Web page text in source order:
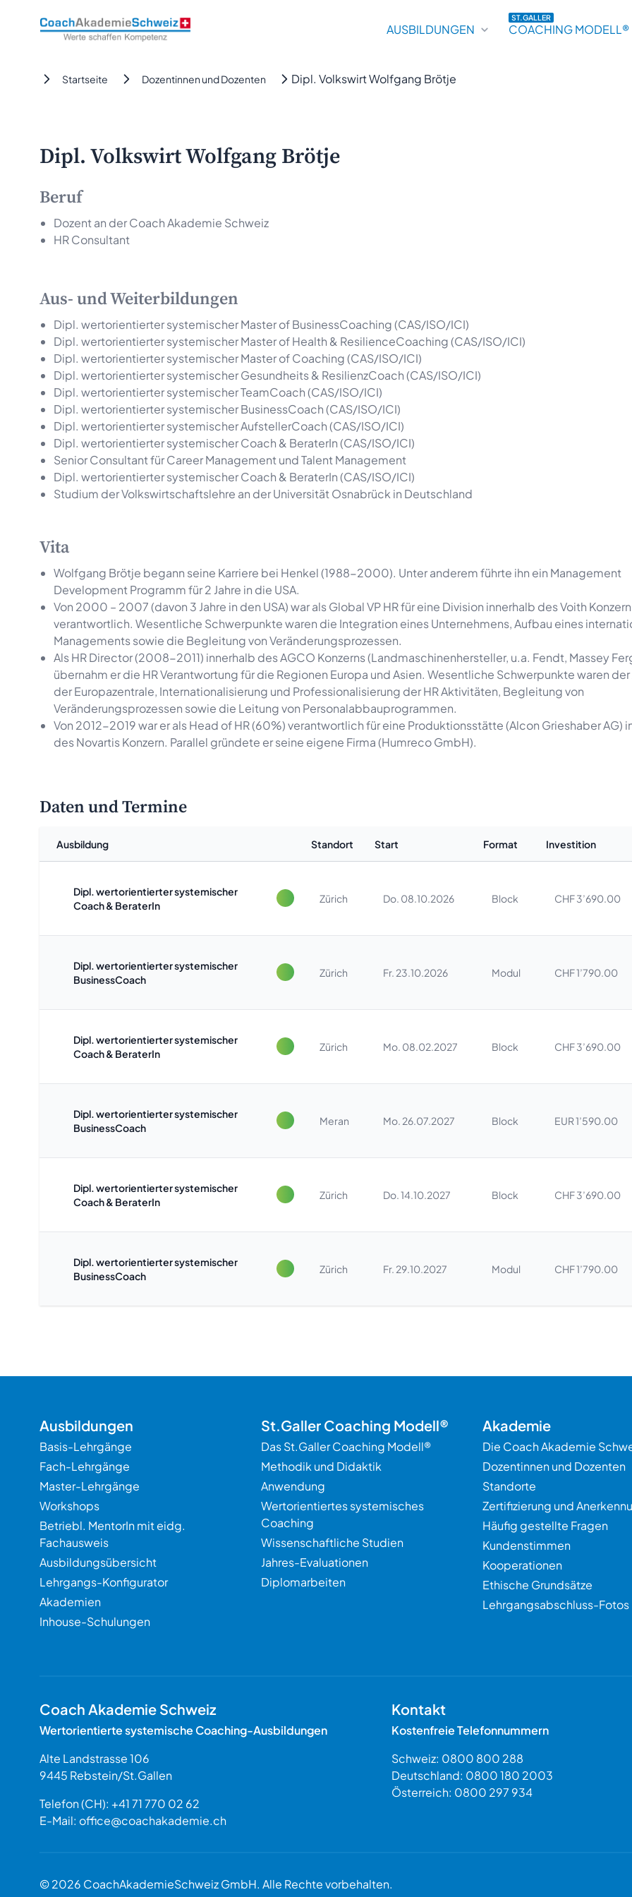
CoachAkademieSchweiz AUSBILDUNGEN
ST.GALLER
COACHING MODELL®
Startseite Dozentinnen und Dozenten Dipl. Volkswirt Wolfgang Brötje
Dipl. Volkswirt Wolfgang Brötje
Beruf
Dozent an der Coach Akademie Schweiz
HR Consultant
Aus- und Weiterbildungen
Dipl. wertorientierter systemischer Master of BusinessCoaching (CAS/ISO/ICI)
Dipl. wertorientierter systemischer Master of Health & ResilienceCoaching (CAS/ISO/ICI)
Dipl. wertorientierter systemischer Master of Coaching (CAS/ISO/ICI)
Dipl. wertorientierter systemischer Gesundheits & ResilienzCoach (CAS/ISO/ICI)
Dipl. wertorientierter systemischer TeamCoach (CAS/ISO/ICI)
Dipl. wertorientierter systemischer BusinessCoach (CAS/ISO/ICI)
Dipl. wertorientierter systemischer AufstellerCoach (CAS/ISO/ICI)
Dipl. wertorientierter systemischer Coach & BeraterIn (CAS/ISO/ICI)
Senior Consultant für Career Management und Talent Management
Dipl. wertorientierter systemischer Coach & BeraterIn (CAS/ISO/ICI)
Studium der Volkswirtschaftslehre an der Universität Osnabrück in Deutschland
Vita
Wolfgang Brötje begann seine Karriere bei Henkel (1988-2000). Unter anderem führte ihn ein Management
Development Programm für 2 Jahre in die USA.
Von 2000 – 2007 (davon 3 Jahre in den USA) war als Global VP HR für eine Division innerhalb des Voith Konzern
verantwortlich. Wesentliche Schwerpunkte waren die Integration eines Unternehmens, Aufbau eines
Managements sowie die Begleitung von Veränderungsprozessen.
Als HR Director (2008-2011) innerhalb des AGCO Konzerns (Landmaschinenhersteller, u.a. Fendt, Massey
übernahm er die HR Verantwortung für die Regionen Europa und Asien. Wesentliche Schwerpunkte waren
der Europazentrale, Internationalisierung und Professionalisierung der HR Aktivitäten, Begleitung von
Veränderungsprozessen sowie die Leitung von Personalabbauprogrammen.
Von 2012-2019 war er als Head of HR (60%) verantwortlich für eine Produktionsstätte (Alcon Grieshaber AG)
des Novartis Konzern. Parallel gründete er seine eigene Firma (Humreco GmbH).
Daten und Termine
Ausbildung Standort Start Format Investition
Dipl. wertorientierter systemischer
Coach & BeraterIn
Zürich Do. 08.10.2026 Block CHF 3’690.00
Dipl. wertorientierter systemischer
BusinessCoach
Zürich Fr. 23.10.2026 Modul CHF 1’790.00
Dipl. wertorientierter systemischer
Coach & BeraterIn
Zürich Mo. 08.02.2027 Block CHF 3’690.00
Dipl. wertorientierter systemischer
BusinessCoach
Meran Mo. 26.07.2027 Block EUR 1’590.00
Dipl. wertorientierter systemischer
Coach & BeraterIn
Zürich Do. 14.10.2027 Block CHF 3’690.00
Dipl. wertorientierter systemischer
BusinessCoach
Zürich Fr. 29.10.2027 Modul CHF 1’790.00
Ausbildungen
Basis-Lehrgänge
Fach-Lehrgänge
Master-Lehrgänge
Workshops
Betriebl. MentorIn mit eidg.
Fachausweis
Ausbildungsübersicht
Lehrgangs-Konfigurator
Akademien
Inhouse-Schulungen
St.Galler Coaching Modell®
Das St.Galler Coaching Modell®
Methodik und Didaktik
Anwendung
Wertorientiertes systemisches
Coaching
Wissenschaftliche Studien
Jahres-Evaluationen
Diplomarbeiten
Akademie
Die Coach Akademie
Dozentinnen und Dozenten
Standorte
Zertifizierung und
Häufig gestellte Fragen
Kundenstimmen
Kooperationen
Ethische Grundsätze
Lehrgangsabschluss-Fotos
Coach Akademie Schweiz
Wertorientierte systemische Coaching-Ausbildungen
Alte Landstrasse 106
9445 Rebstein/St.Gallen
Telefon (CH): +41 71 770 02 62
E-Mail: office@coachakademie.ch
Kontakt
Kostenfreie Telefonnummern
Schweiz: 0800 800 288
Deutschland: 0800 180 2003
Österreich: 0800 297 934
© 2026 CoachAkademieSchweiz GmbH. Alle Rechte vorbehalten.